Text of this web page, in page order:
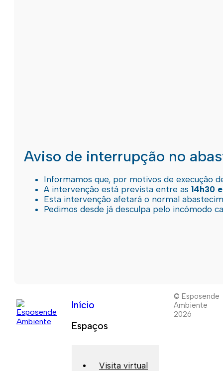
Aviso de interrupção no
Informamos que, por motivos de execução
A intervenção está prevista entre as 14h30
Esta intervenção afetará o normal
Pedimos desde já desculpa pelo incómodo
Início
Espaços
Visita virtual
© Esposende
Ambiente
2026